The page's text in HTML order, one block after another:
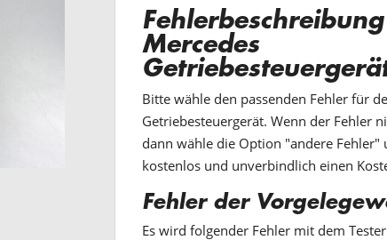
Fehlerbeschreibung
Mercedes
Bitte wähle den passenden Fehler für
Getriebesteuergerät. Wenn der Fehler
dann wähle die Option "andere Fehler"
kostenlos und unverbindlich einen
Fehler der
Es wird folgender Fehler mit dem